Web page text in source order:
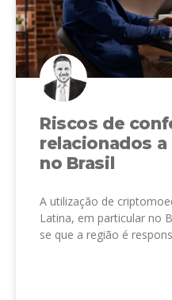
Riscos de
relacionados
no Brasil
A utilização de
Latina, em particular no
se que a região é